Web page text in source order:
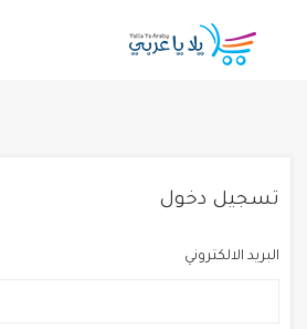
تسجيل دخول
البريد الالكتروني